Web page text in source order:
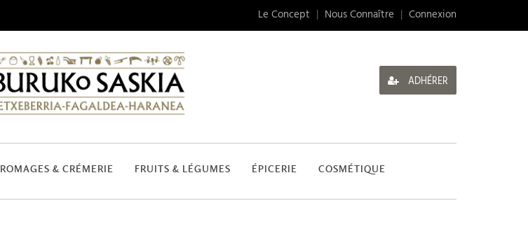
Le Concept Nous Connaître Connexion
ADHÉRER
& CRÉMERIE FRUITS & LÉGUMES ÉPICERIE COSMÉTIQUE